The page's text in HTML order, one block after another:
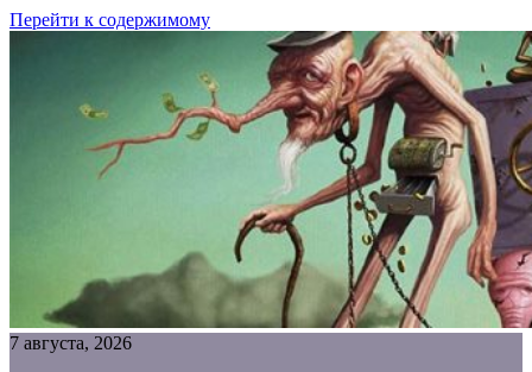
Перейти к содержимому
7 августа, 2026